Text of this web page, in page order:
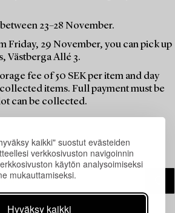
kaikki" suostut evästeiden
verkkosivuston navigoinnin
käytön analysoimiseksi
mukauttamiseksi.
Hyväksy kaikki
23–28 November.
Friday, 29 November, you can pick up
Västberga Allé 3.
fee of 50 SEK per item and day
items. Full payment must be
can be collected.